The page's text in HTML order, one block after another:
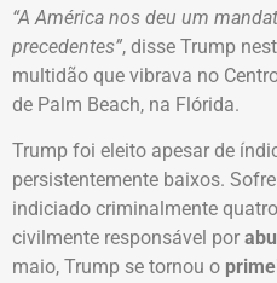
“A América nos deu um
precedentes”, disse Trump
multidão que vibrava no
de Palm Beach, na Flórida.
Trump foi eleito apesar de
persistentemente baixos.
indiciado criminalmente
civilmente responsável por
maio, Trump se tornou o